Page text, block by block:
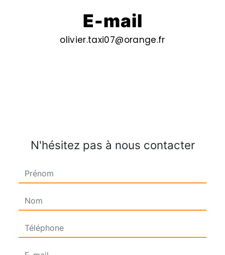
E-mail
olivier.taxi07@orange.fr
N'hésitez pas à nous contacter